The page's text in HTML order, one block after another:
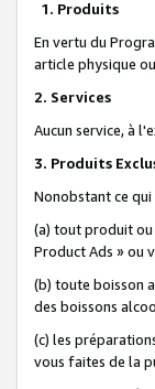
1. Produits
En vertu du
article physique
2. Services
Aucun service, à
3. Produits
Nonobstant ce
(a) tout produit ou
Product Ads » ou
(b) toute boisson
des boissons
(c) les
vous faites de la